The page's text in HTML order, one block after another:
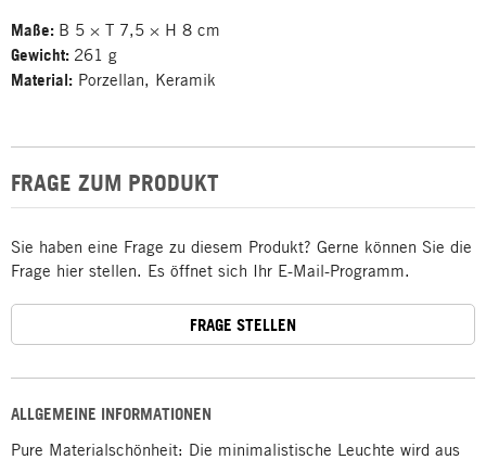
ALLGEMEINE INFORMATIONEN
Pure Materialschönheit: Die minimalistische Leuchte wird aus
Maße: B 5 × T 7,5 × H 8 cm
Gewicht: 261 g
Material: Porzellan, Keramik
FRAGE ZUM PRODUKT
Sie haben eine Frage zu diesem Produkt? Gerne können Sie die
Frage hier stellen. Es öffnet sich Ihr E-Mail-Programm.
FRAGE STELLEN